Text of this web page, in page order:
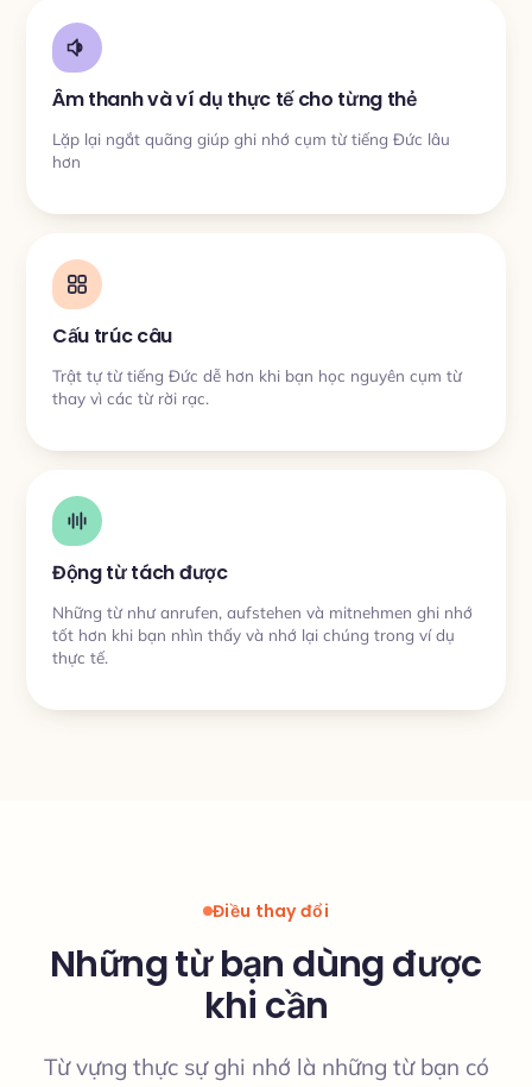
Âm thanh và ví dụ thực tế cho từng thẻ
Lặp lại ngắt quãng giúp ghi nhớ cụm từ tiếng Đức lâu
hơn
Cấu trúc câu
Trật tự từ tiếng Đức dễ hơn khi bạn học nguyên cụm từ
thay vì các từ rời rạc.
Động từ tách được
Những từ như anrufen, aufstehen và mitnehmen ghi nhớ
tốt hơn khi bạn nhìn thấy và nhớ lại chúng trong ví dụ
thực tế.
Điều thay đổi
Những từ bạn dùng được
khi cần
Từ vựng thực sự ghi nhớ là những từ bạn có